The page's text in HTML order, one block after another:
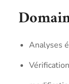
Analyses